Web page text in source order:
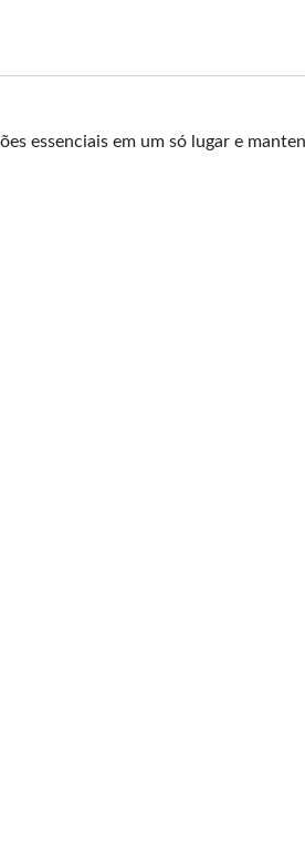
essenciais em um só lugar e
Encontre todas as